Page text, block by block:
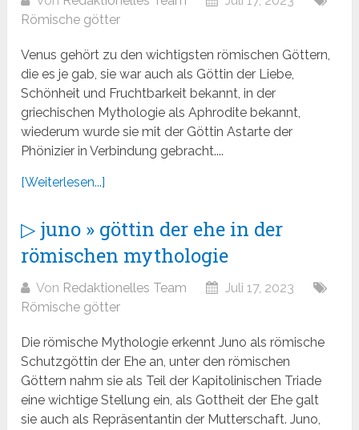
Römische götter
Venus gehört zu den wichtigsten römischen Göttern,
die es je gab, sie war auch als Göttin der Liebe,
Schönheit und Fruchtbarkeit bekannt, in der
griechischen Mythologie als Aphrodite bekannt,
wiederum wurde sie mit der Göttin Astarte der
Phönizier in Verbindung gebracht....
[Weiterlesen...]
▷ juno » göttin der ehe in der
römischen mythologie
Von Redaktionelles Team
Juli 17, 2023
Römische götter
Die römische Mythologie erkennt Juno als römische
Schutzgöttin der Ehe an, unter den römischen
Göttern nahm sie als Teil der Kapitolinischen Triade
eine wichtige Stellung ein, als Gottheit der Ehe galt
sie auch als Repräsentantin der Mutterschaft. Juno,